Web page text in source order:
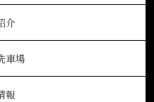
介
車場
報